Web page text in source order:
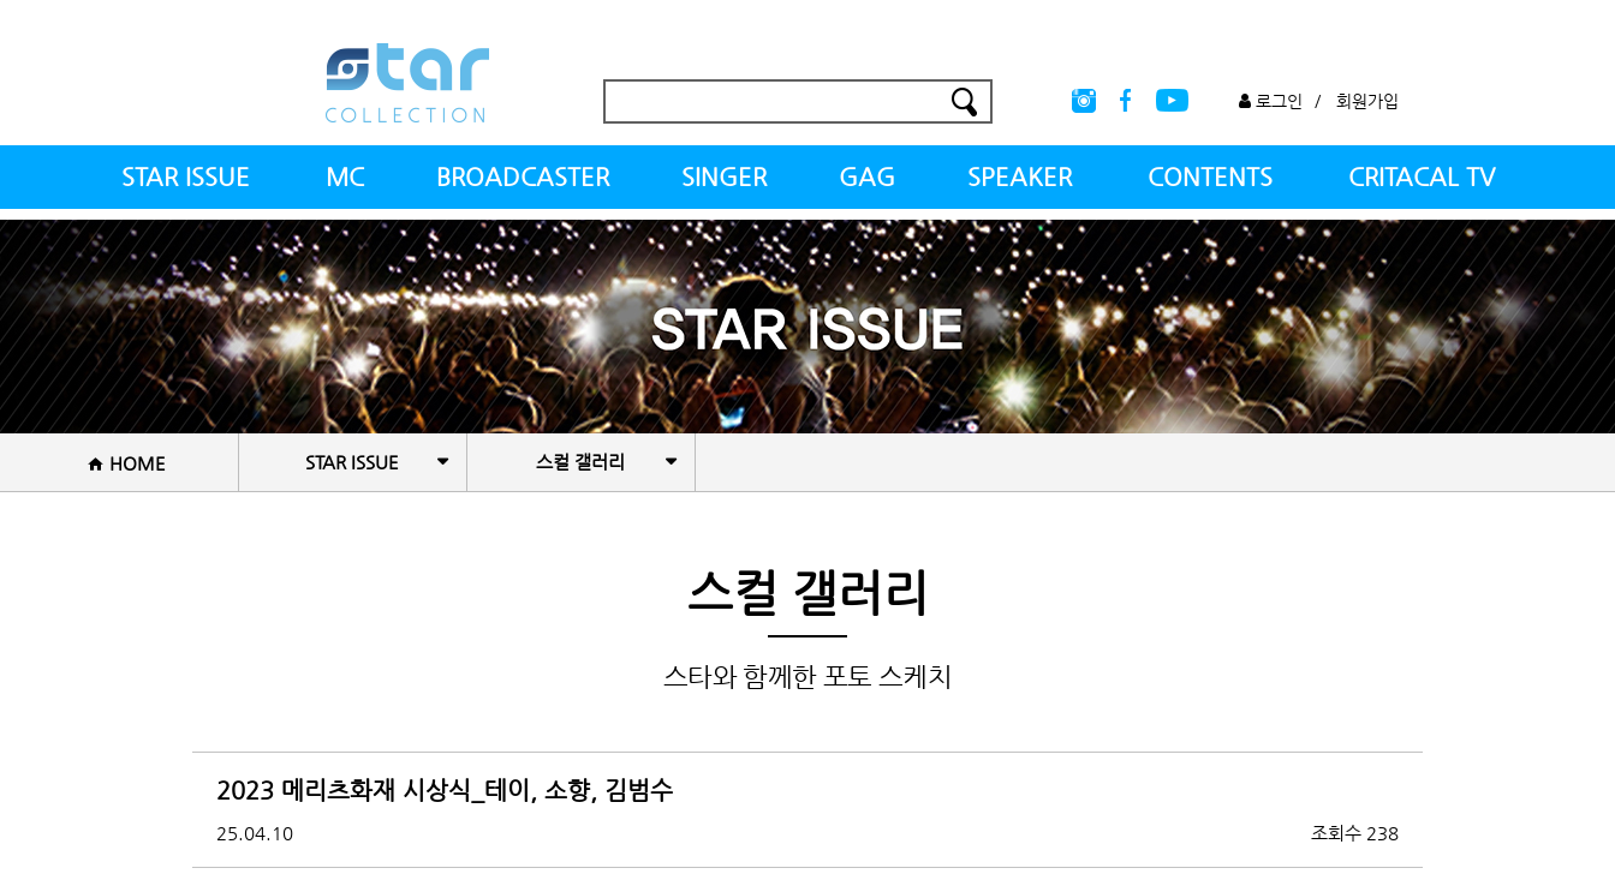
로그인 / 회원가입
STAR ISSUE
스타칼럼
스타뉴스
스컬 갤러리
공지사항
MC
아나운서(여)
아나운서(남)
BROADCASTER
전체방송인
전문의사
건강트레이너
방송PD&작가
셰프
국악
SINGER
여자가수
남자가수
걸그룹
보이그룹
트로트
GAG
개그우먼
개그맨
SPEAKER
스타강사
전문교수
BJ
유튜버
CONTENTS
CAMP SHOP
스타 섭외문의
제휴문의
스컬 유튜브
CRITACAL TV
크리티컬TV
광고문의
HOME STAR ISSUE 스컬 갤러리
스컬 갤러리
스타와 함께한 포토 스케치
2023 메리츠화재 시상식_테이, 소향, 김범수
25.04.10 조회수 238